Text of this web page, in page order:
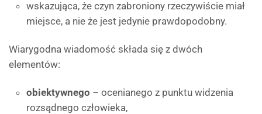
wskazująca, że czyn zabroniony rzeczywiście miał
miejsce, a nie że jest jedynie prawdopodobny.
Wiarygodna wiadomość składa się z dwóch
elementów:
obiektywnego – ocenianego z punktu widzenia
rozsądnego człowieka,